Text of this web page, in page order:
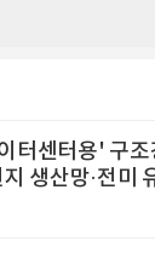
터센터용' 구
생산망·전미